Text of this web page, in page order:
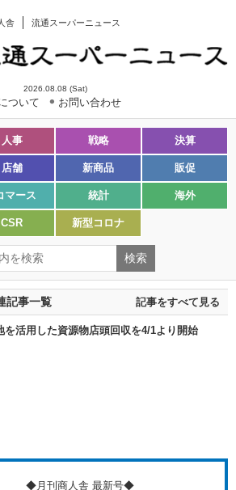
舎 流通スーパーニュース
2026.08.08 (Sat)
ついて お問い合わせ
人事 戦略 決算
店舗 新商品 販促
マース 統計 海外
CSR 新型コロナ
記事一覧 記事をすべて見る
を活用した資源物店頭回収を4/1より開始
◆月刊商人舎 最新号◆